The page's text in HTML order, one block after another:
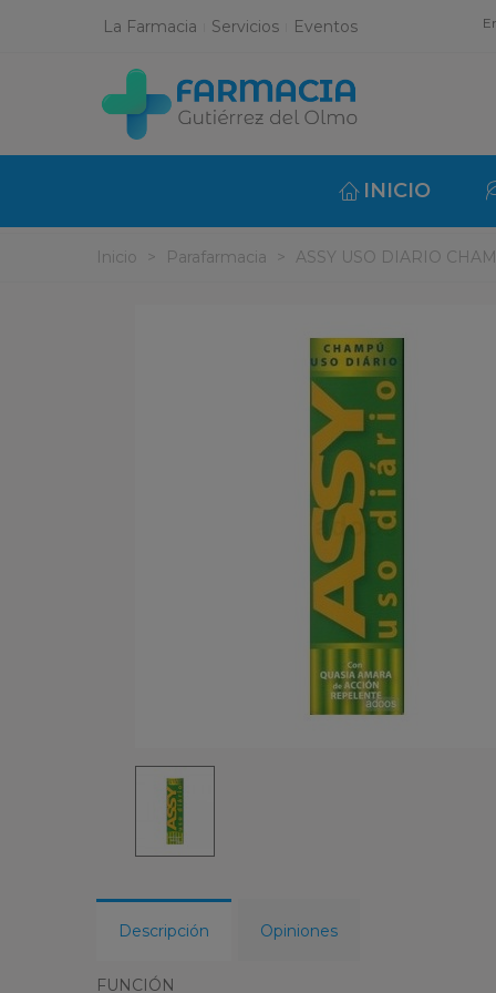
La Farmacia Servicios Eventos
INICIO
Inicio > Parafarmacia > ASSY USO DIARIO
Descripción Opiniones
FUNCIÓN